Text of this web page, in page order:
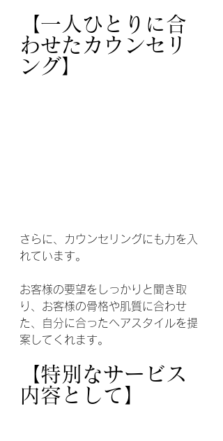
【一人ひとりに合
わせたカウンセリ
ング】
さらに、カウンセリングにも力を入
れています。
お客様の要望をしっかりと聞き取
り、お客様の骨格や肌質に合わせ
た、自分に合ったヘアスタイルを提
案してくれます。
【特別なサービス
内容として】